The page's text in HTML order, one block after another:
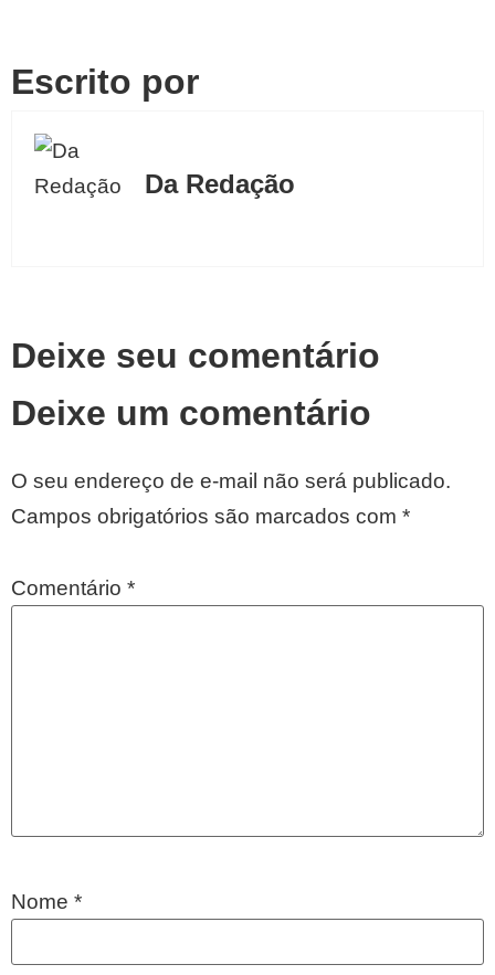
Escrito por
Da Redação
Deixe seu comentário
Deixe um comentário
O seu endereço de e-mail não será publicado.
Campos obrigatórios são marcados com *
Comentário *
Nome *